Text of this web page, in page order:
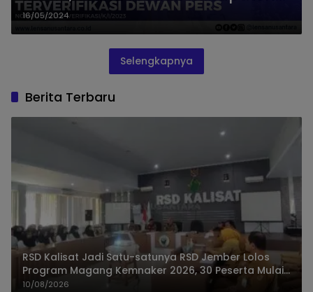
Jember Dipadati Pengunjung
16/05/2024
Selengkapnya
Berita Terbaru
RSD Kalisat Jadi Satu-satunya RSD Jember Lolos
Program Magang Kemnaker 2026, 30 Peserta Mulai
Praktik
10/08/2026